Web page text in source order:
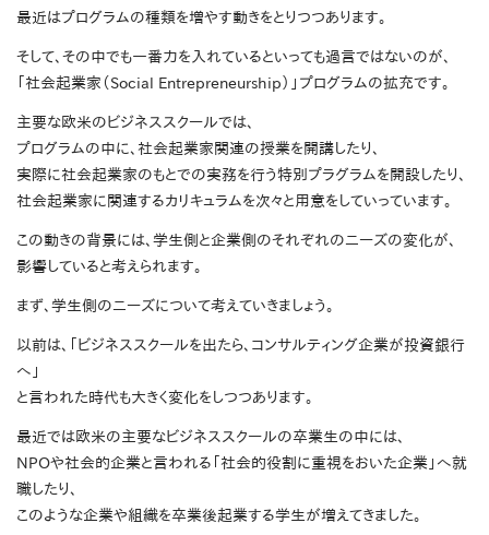
最近はプログラムの種類を増やす動きをとりつつあります。
そして、その中でも一番力を入れているといっても過言ではないのが、
「社会起業家（Social Entrepreneurship）」プログラムの拡充です。
主要な欧米のビジネススクールでは、
プログラムの中に、社会起業家関連の授業を開講したり、
実際に社会起業家のもとでの実務を行う特別プラグラムを開設したり、
社会起業家に関連するカリキュラムを次々と用意をしていっています。
この動きの背景には、学生側と企業側のそれぞれのニーズの変化が、
影響していると考えられます。
まず、学生側のニーズについて考えていきましょう。
以前は、「ビジネススクールを出たら、コンサルティング企業が投資銀行
へ」
と言われた時代も大きく変化をしつつあります。
最近では欧米の主要なビジネススクールの卒業生の中には、
NPOや社会的企業と言われる「社会的役割に重視をおいた企業」へ就
職したり、
このような企業や組織を卒業後起業する学生が増えてきました。